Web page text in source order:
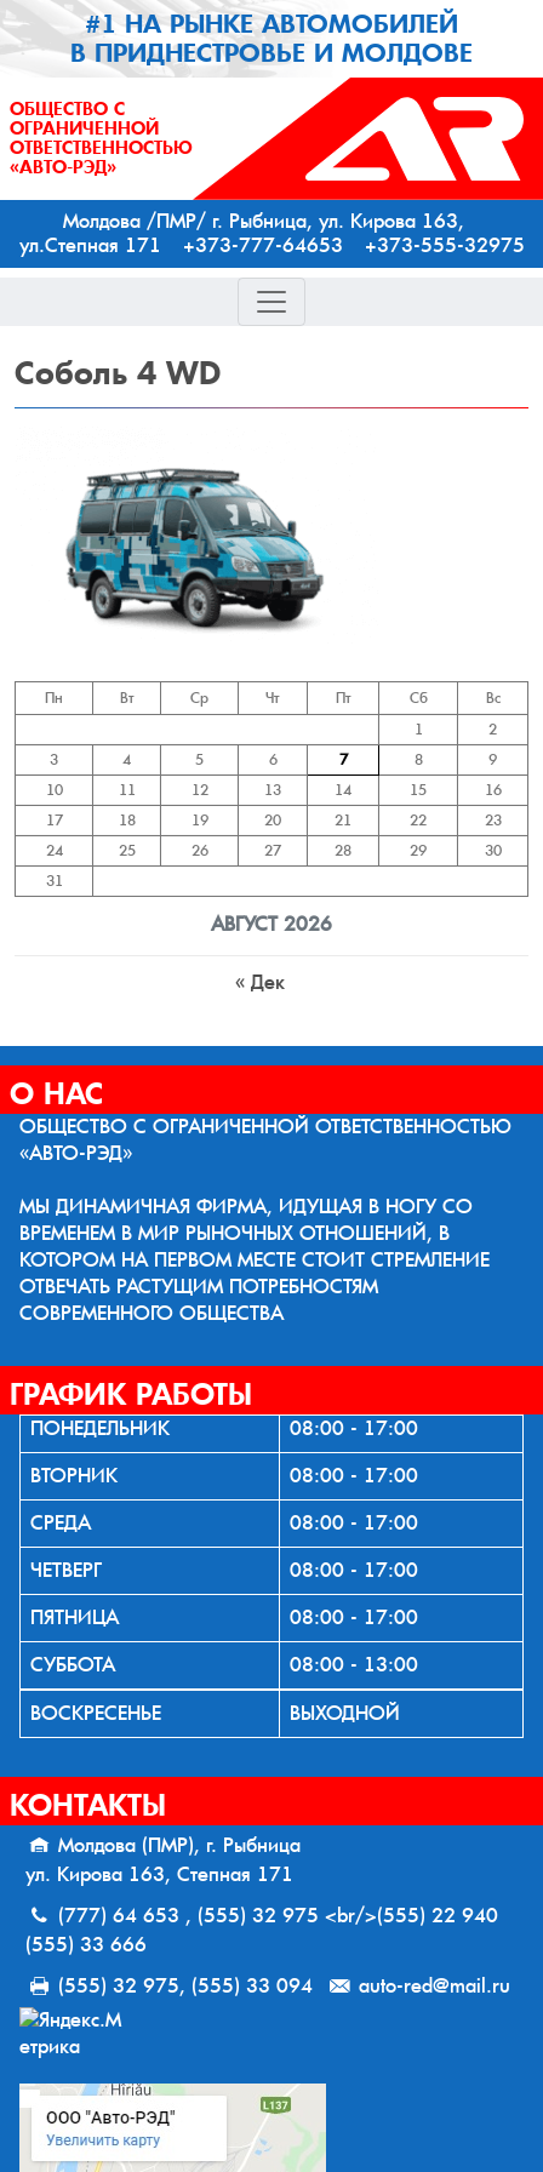
#1 НА РЫНКЕ АВТОМОБИЛЕЙ
В ПРИДНЕСТРОВЬЕ И МОЛДОВЕ
ОБЩЕСТВО С
ОГРАНИЧЕННОЙ
ОТВЕТСТВЕННОСТЬЮ
«АВТО-РЭД»
Молдова /ПМР/ г. Рыбница, ул. Кирова 163,
ул.Степная 171 +373-777-64653 +373-555-32975
Соболь 4 WD
АВГУСТ 2026
Пн Вт Ср Чт Пт Сб
Вс
1
2
3
4 5 6 7 8
9
10
11 12 13 14 15
16
17
18 19 20 21 22
23
24
25 26 27 28 29
30
31
« Дек
О НАС
ОБЩЕСТВО С ОГРАНИЧЕННОЙ ОТВЕТСТВЕННОСТЬЮ
«АВТО-РЭД»
МЫ ДИНАМИЧНАЯ ФИРМА, ИДУЩАЯ В НОГУ СО
ВРЕМЕНЕМ В МИР РЫНОЧНЫХ ОТНОШЕНИЙ, В
КОТОРОМ НА ПЕРВОМ МЕСТЕ СТОИТ СТРЕМЛЕНИЕ
ОТВЕЧАТЬ РАСТУЩИМ ПОТРЕБНОСТЯМ
СОВРЕМЕННОГО ОБЩЕСТВА
ГРАФИК РАБОТЫ
ПОНЕДЕЛЬНИК
08:00 - 17:00
ВТОРНИК
08:00 - 17:00
СРЕДА
08:00 - 17:00
ЧЕТВЕРГ
08:00 - 17:00
ПЯТНИЦА
08:00 - 17:00
СУББОТА
08:00 - 13:00
ВОСКРЕСЕНЬЕ
ВЫХОДНОЙ
КОНТАКТЫ
Молдова (ПМР), г. Рыбница
ул. Кирова 163, Степная 171
(777) 64 653 , (555) 32 975 <br/>(555) 22 940
(555) 33 666
(555) 32 975, (555) 33 094
auto-red@mail.ru